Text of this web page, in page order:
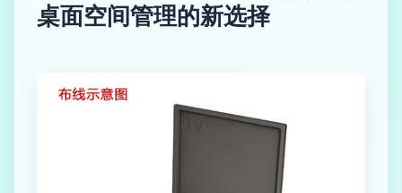
桌面空间管理的新选择